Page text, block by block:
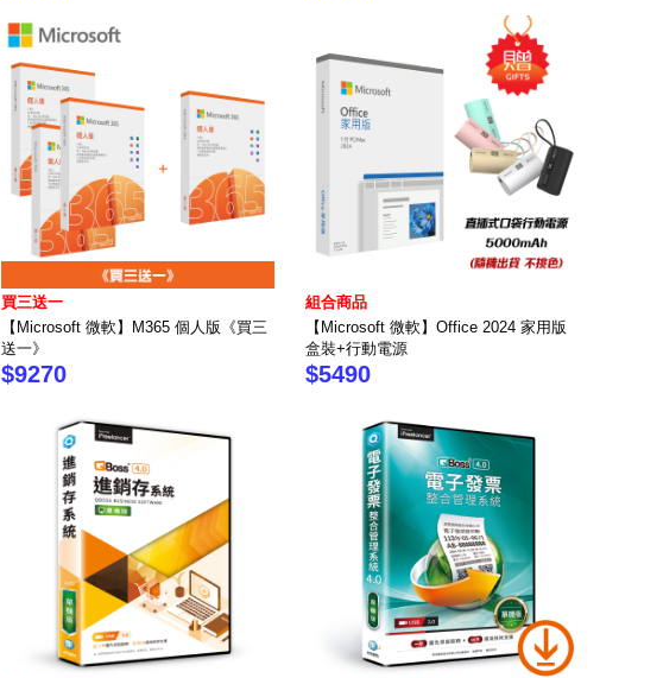
買三送一
【Microsoft 微軟】M365 個人版《買三
送一》
$9270
組合商品
【Microsoft 微軟】Office 2024 家用版
盒裝+行動電源
$5490